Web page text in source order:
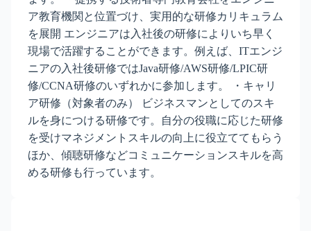
ア教育機関と位置づけ、実用的な研修カリキュラム
を展開 エンジニアは入社後の研修によりいち早く
現場で活躍することができます。例えば、ITエンジ
ニアの入社後研修ではJava研修/AWS研修/LPIC研
修/CCNA研修のいずれかに参加します。 ・キャリ
ア研修（対象者のみ） ビジネスマンとしてのスキ
ルを身につける研修です。自分の役職に応じた研修
を受けマネジメントスキルの向上に役立ててもらう
ほか、傾聴研修などコミュニケーションスキルを高
める研修も行っています。